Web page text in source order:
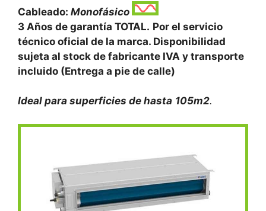
Cableado: Monofásico
3 Años de garantía TOTAL. Por el servicio
técnico oficial de la marca. Disponibilidad
sujeta al stock de fabricante IVA y transporte
incluido (Entrega a pie de calle)
Ideal para superficies de hasta 105m2.